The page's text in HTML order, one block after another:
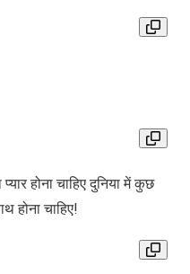
प्यार होना चाहिए दुनिया में कुछ
होना चाहिए!